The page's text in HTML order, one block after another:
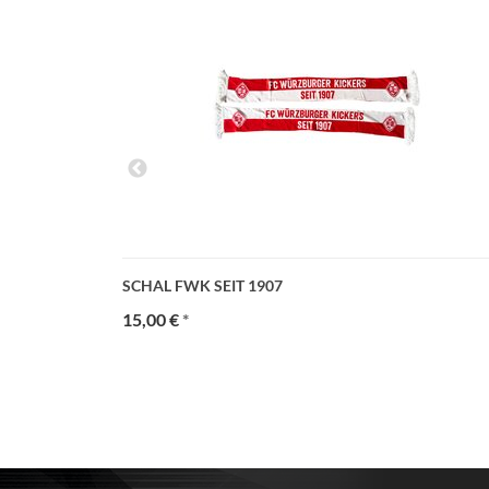
SCHAL FWK SEIT 1907
15,00 €*